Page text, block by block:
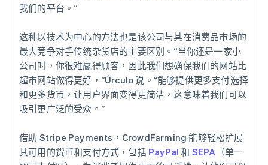
我们的平台。”
这种以技术为中心的方法也是该公司与其在消费品市场的
最大竞争对手传统杂货店的主要区别。“当你还是一家小
公司时，你很难赢得顾客，因此我们想确保我们的网站比
超市网站做得更好，”Úrculo 说。“能够提供更多支付选择
和更多货币，让用户界面变得更简洁，这意味着我们可以
吸引更广泛的受众。”
借助 Stripe Payments，CrowdFarming 能够轻松扩展
其可用的货币和支付方式，包括 PayPal 和 SEPA （单一